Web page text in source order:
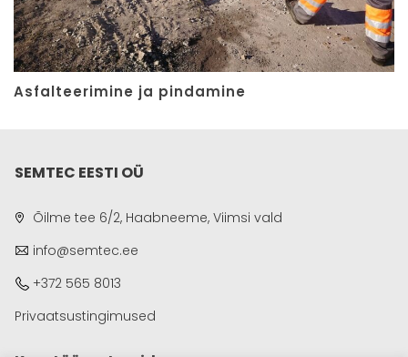
Asfalteerimine ja pindamine
SEMTEC EESTI OÜ
Õilme tee 6/2, Haabneeme, Viimsi vald
info@semtec.ee
+372 565 8013
Privaatsustingimused